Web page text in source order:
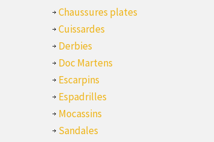
Chaussures plates
Cuissardes
Derbies
Doc Martens
Escarpins
Espadrilles
Mocassins
Sandales